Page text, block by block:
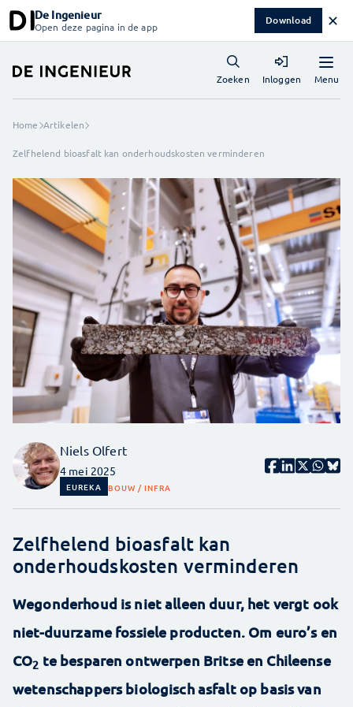
De Ingenieur
Open deze pagina in de app Download ✕
Menu
Zoeken Inloggen
Home Artikelen
Zelfhelend bioasfalt kan onderhoudskosten verminderen
Niels Olfert
4 mei 2025
EUREKA BOUW / INFRA
Zelfhelend bioasfalt kan
onderhoudskosten verminderen
Wegonderhoud is niet alleen duur, het vergt ook
niet-duurzame fossiele producten. Om euro’s en
CO2 te besparen ontwerpen Britse en Chileense
wetenschappers biologisch asfalt op basis van